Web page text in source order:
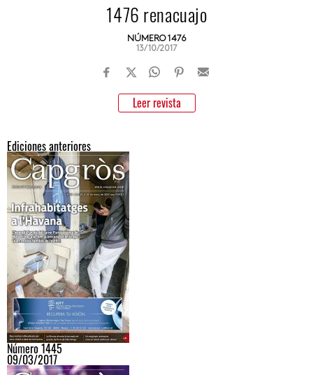
1476 renacuajo
NÚMERO 1476
13/10/2017
Leer revista
Ediciones anteriores
Número 1445
09/03/2017